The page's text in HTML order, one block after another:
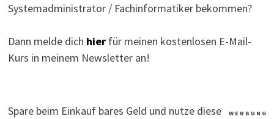
Systemadministrator / Fachinformatiker bekommen?
Dann melde dich hierfür meinen kostenlosen E-Mail-
Kurs in meinem Newsletter an!
W E R B U N G
Spare beim Einkauf bares Geld und nutze diese